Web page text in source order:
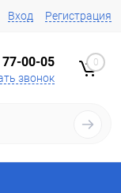
Вход Регистрация
00-05
звонок
0